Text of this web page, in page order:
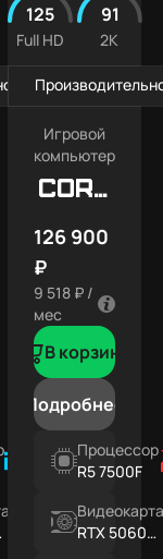
в играх
125
Full HD
91
2K
Игровой
компьютер
Core
126 900
₽
9 518 ₽ /
мес
В корзину
Подробнее
Процессор
R5 7500F
RTX 5060